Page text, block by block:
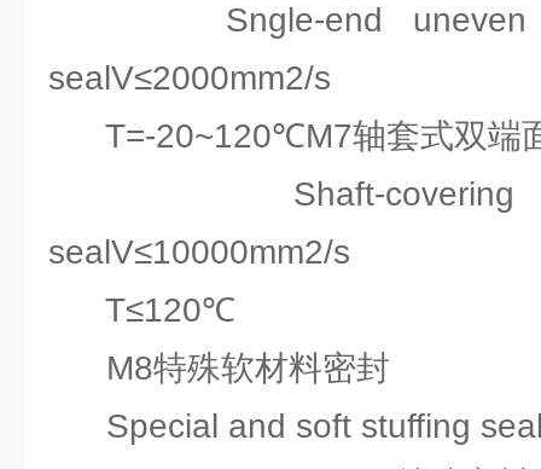
Sngle-end uneven
sealV≤2000mm2/s
T=-20~120℃M7轴套式双端
Shaft-covering
sealV≤10000mm2/s
T≤120℃
M8特殊软材料密封
Special and soft stuffing